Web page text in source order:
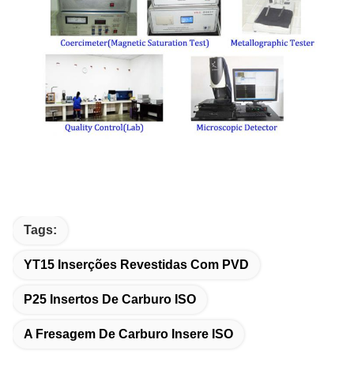
Tags:
YT15 Inserções Revestidas Com PVD
P25 Insertos De Carburo ISO
A Fresagem De Carburo Insere ISO